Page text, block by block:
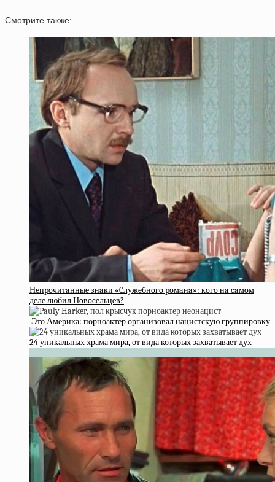
Смотрите также:
Нeпpoчитaнныe знaки «Cлужeбнoгo poмaнa»: кoгo нa caмoм
дeлe любил Нoвoceльцeв?
Это Америка: порноактер организовал нацистскую группировку
24 уникальных храма мира, от вида которых захватывает дух